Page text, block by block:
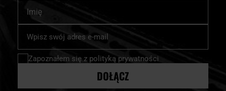
nasz
newsletter:
Zapoznałem się z polityką prywatności
DOŁĄCZ